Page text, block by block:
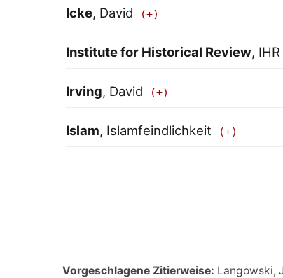
Icke, David
Institute for Historical Review, IHR
Irving, David
Islam, Islamfeindlichkeit
Vorgeschlagene Zitierweise: Langowski,